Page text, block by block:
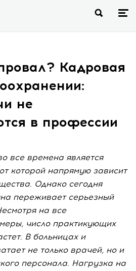
Кадровая
не
в профессии
все времена является
которой напрямую зависит
Однако сегодня
переживает серьезный
на все
число практикующих
В больницах и
не только врачей, но и
персонала. Нагрузка на